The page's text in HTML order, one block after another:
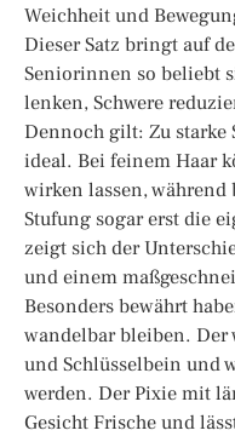
Weichheit und
Dieser Satz bringt auf
Seniorinnen so beliebt
lenken, Schwere
Dennoch gilt: Zu
ideal. Bei feinem Haar
wirken lassen,
Stufung sogar erst die
zeigt sich der
und einem
Besonders bewährt
wandelbar bleiben. Der
und Schlüsselbein und
werden. Der Pixie mit
Gesicht Frische und